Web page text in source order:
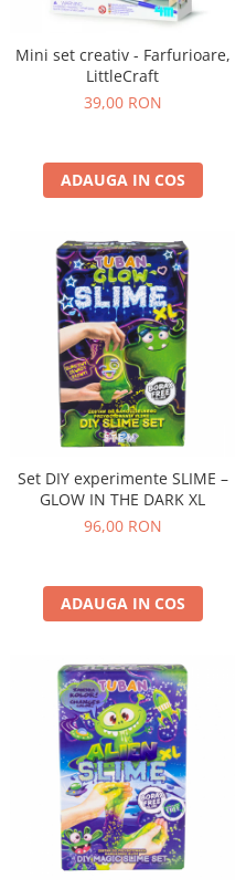
Mini set creativ - Farfurioare,
LittleCraft
39,00 RON
ADAUGA IN COS
Set DIY experimente SLIME –
GLOW IN THE DARK XL
96,00 RON
ADAUGA IN COS